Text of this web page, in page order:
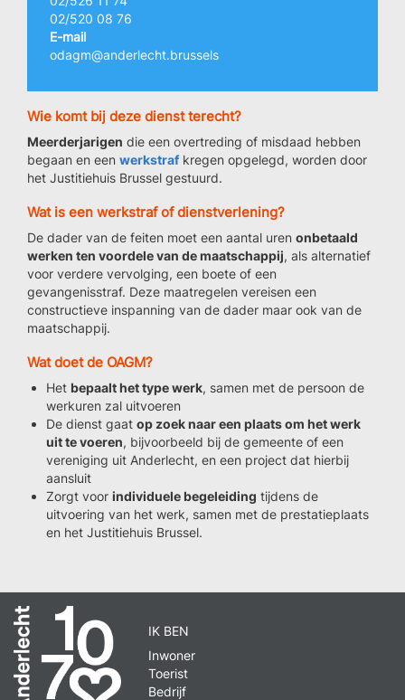
02/520 08 76
E-mail
odagm@anderlecht.brussels
Wie komt bij deze dienst terecht?
Meerderjarigen die een overtreding of misdaad hebben
begaan en een werkstrafkregen opgelegd, worden door
het Justitiehuis Brussel gestuurd.
Wat is een werkstraf of dienstverlening?
De dader van de feiten moet een aantal uren onbetaald
werken ten voordele van de maatschappij, als alternatief
voor verdere vervolging, een boete of een
gevangenisstraf. Deze maatregelen vereisen een
constructieve inspanning van de dader maar ook van de
maatschappij.
Wat doet de OAGM?
Het bepaalt het type werk, samen met de persoon de
werkuren zal uitvoeren
De dienst gaat op zoek naar een plaats om het werk
uit te voeren, bijvoorbeeld bij de gemeente of een
vereniging uit Anderlecht, en een project dat hierbij
aansluit
Zorgt voor individuele begeleiding tijdens de
uitvoering van het werk, samen met de prestatieplaats
en het Justitiehuis Brussel.
IK BEN
Inwoner
Toerist
Bedrijf